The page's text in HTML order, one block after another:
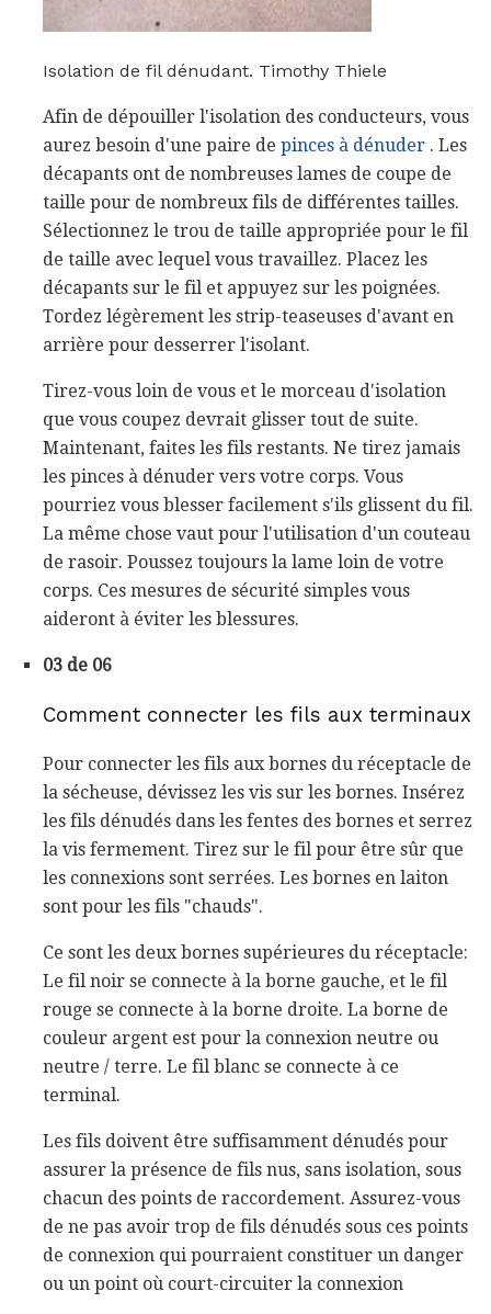
Isolation de fil dénudant. Timothy Thiele
Afin de dépouiller l'isolation des conducteurs, vous
aurez besoin d'une paire de pinces à dénuder . Les
décapants ont de nombreuses lames de coupe de
taille pour de nombreux fils de différentes tailles.
Sélectionnez le trou de taille appropriée pour le fil
de taille avec lequel vous travaillez. Placez les
décapants sur le fil et appuyez sur les poignées.
Tordez légèrement les strip-teaseuses d'avant en
arrière pour desserrer l'isolant.
Tirez-vous loin de vous et le morceau d'isolation
que vous coupez devrait glisser tout de suite.
Maintenant, faites les fils restants. Ne tirez jamais
les pinces à dénuder vers votre corps. Vous
pourriez vous blesser facilement s'ils glissent du fil.
La même chose vaut pour l'utilisation d'un couteau
de rasoir. Poussez toujours la lame loin de votre
corps. Ces mesures de sécurité simples vous
aideront à éviter les blessures.
03 de 06
Comment connecter les fils aux terminaux
Pour connecter les fils aux bornes du réceptacle de
la sécheuse, dévissez les vis sur les bornes. Insérez
les fils dénudés dans les fentes des bornes et serrez
la vis fermement. Tirez sur le fil pour être sûr que
les connexions sont serrées. Les bornes en laiton
sont pour les fils "chauds".
Ce sont les deux bornes supérieures du réceptacle:
Le fil noir se connecte à la borne gauche, et le fil
rouge se connecte à la borne droite. La borne de
couleur argent est pour la connexion neutre ou
neutre / terre. Le fil blanc se connecte à ce
terminal.
Les fils doivent être suffisamment dénudés pour
assurer la présence de fils nus, sans isolation, sous
chacun des points de raccordement. Assurez-vous
de ne pas avoir trop de fils dénudés sous ces points
de connexion qui pourraient constituer un danger
ou un point où court-circuiter la connexion